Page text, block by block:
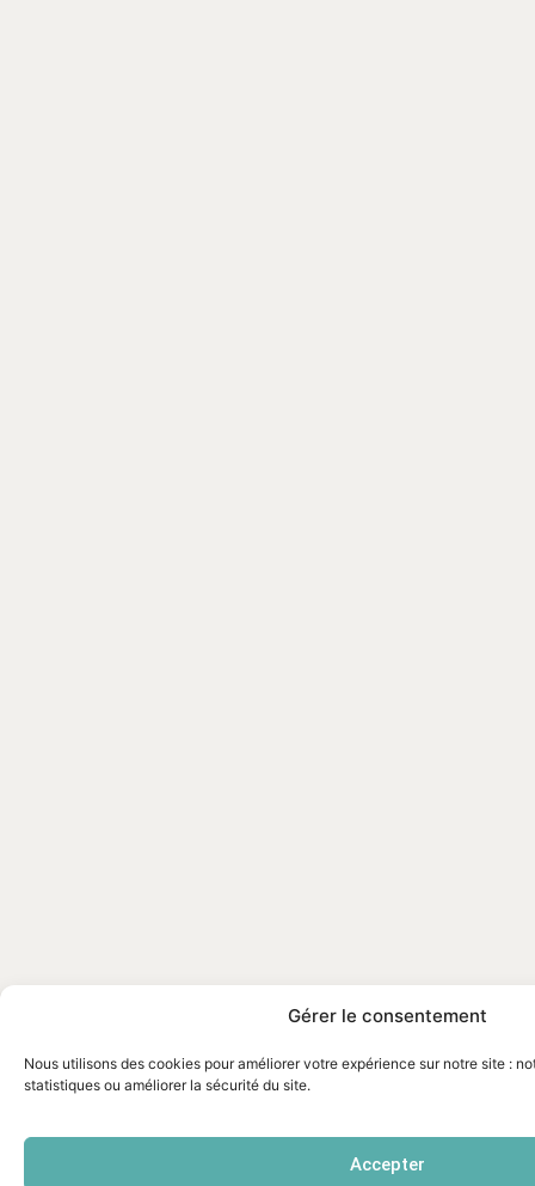
Gérer le consentement
Nous utilisons des cookies pour améliorer votre expérience sur notre site :
statistiques ou améliorer la sécurité du site.
Accepter